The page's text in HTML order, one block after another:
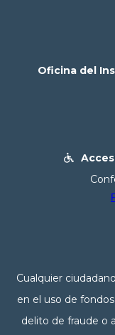
Oficina del

Cualquier
en el uso de
delito de fraude o